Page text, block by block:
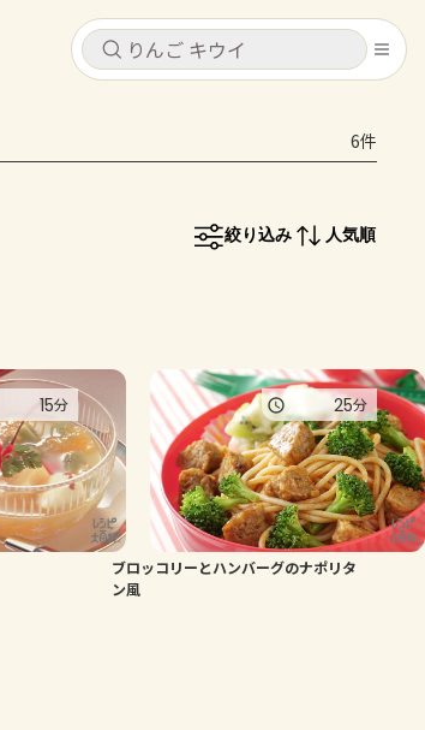
キャンセル
ログインするとレシピを保存できます
コンテンツ
レシピ
トーク
よくあるお問い合わせ
キャンセル
コンテンツ
6件
絞り込み 人気順
15分
ブロッコリーとハンバーグのナポリタ
ン風
25分